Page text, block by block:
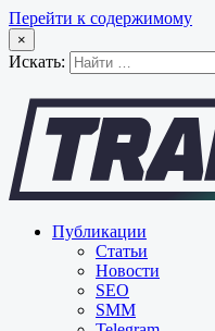
Перейти к содержимому
×
Искать:
Публикации
Статьи
Новости
SEO
SMM